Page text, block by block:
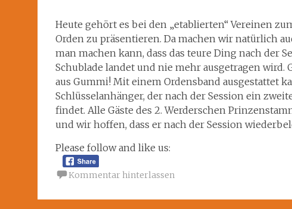
Heute gehört es bei den „etablierten“ Vereinen
Orden zu präsentieren. Da machen wir natürlich
man machen kann, dass das teure Ding nach der
Schublade landet und nie mehr ausgetragen wird.
aus Gummi! Mit einem Ordensband ausgestattet
Schlüsselanhänger, der nach der Session ein
findet. Alle Gäste des 2. Werderschen
und wir hoffen, dass er nach der Session
Please follow and like us:
Kommentar hinterlassen